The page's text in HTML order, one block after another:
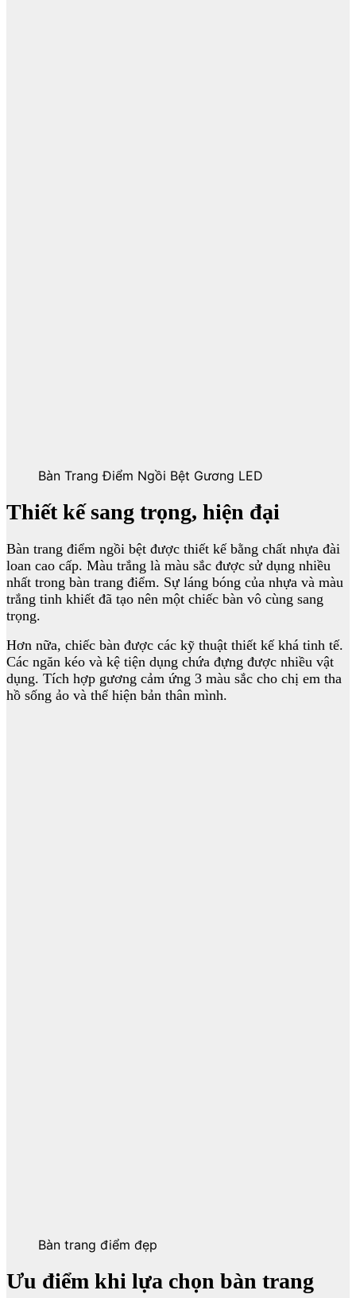
Bàn Trang Điểm Ngồi Bệt Gương LED
Thiết kế sang trọng, hiện đại
Bàn trang điểm ngồi bệt được thiết kế bằng chất nhựa đài
loan cao cấp. Màu trắng là màu sắc được sử dụng nhiều
nhất trong bàn trang điểm. Sự láng bóng của nhựa và màu
trắng tinh khiết đã tạo nên một chiếc bàn vô cùng sang
trọng.
Hơn nữa, chiếc bàn được các kỹ thuật thiết kế khá tinh tế.
Các ngăn kéo và kệ tiện dụng chứa đựng được nhiều vật
dụng. Tích hợp gương cảm ứng 3 màu sắc cho chị em tha
hồ sống ảo và thể hiện bản thân mình.
Bàn trang điểm đẹp
Ưu điểm khi lựa chọn bàn trang